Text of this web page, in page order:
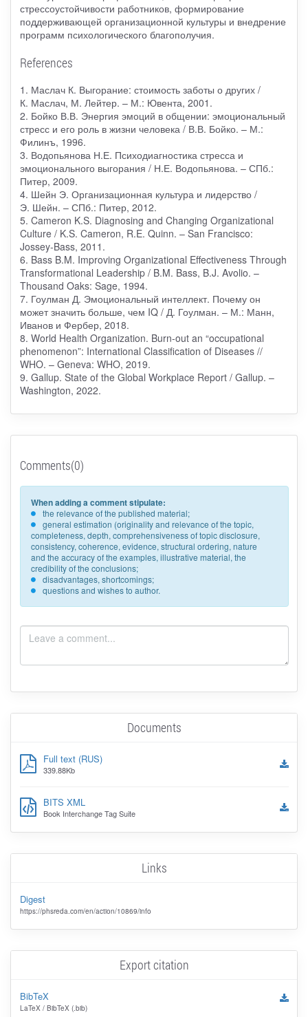
стрессоустойчивости работников, формирование
поддерживающей организационной культуры и внедрение
программ психологического благополучия.
References
1. Маслач К. Выгорание: стоимость заботы о других /
К. Маслач, М. Лейтер. – М.: Ювента, 2001.
2. Бойко В.В. Энергия эмоций в общении: эмоциональный
стресс и его роль в жизни человека / В.В. Бойко. – М.:
Филинъ, 1996.
3. Водопьянова Н.Е. Психодиагностика стресса и
эмоционального выгорания / Н.Е. Водопьянова. – СПб.:
Питер, 2009.
4. Шейн Э. Организационная культура и лидерство /
Э. Шейн. – СПб.: Питер, 2012.
5. Cameron K.S. Diagnosing and Changing Organizational
Culture / K.S. Cameron, R.E. Quinn. – San Francisco:
Jossey-Bass, 2011.
6. Bass B.M. Improving Organizational Effectiveness Through
Transformational Leadership / B.M. Bass, B.J. Avolio. –
Thousand Oaks: Sage, 1994.
7. Гоулман Д. Эмоциональный интеллект. Почему он
может значить больше, чем IQ / Д. Гоулман. – М.: Манн,
Иванов и Фербер, 2018.
8. World Health Organization. Burn-out an “occupational
phenomenon”: International Classification of Diseases //
WHO. – Geneva: WHO, 2019.
9. Gallup. State of the Global Workplace Report / Gallup. –
Washington, 2022.
Comments(0)
When adding a comment stipulate:
the relevance of the published material;
general estimation (originality and relevance of the topic,
completeness, depth, comprehensiveness of topic disclosure,
consistency, coherence, evidence, structural ordering, nature
and the accuracy of the examples, illustrative material, the
credibility of the conclusions;
disadvantages, shortcomings;
questions and wishes to author.
Documents
Full text (RUS)
339.88Kb
BITS XML
Book Interchange Tag Suite
Links
Digest
https://phsreda.com/en/action/10869/info
Export citation
BibTeX
LaTeX / BibTeX (.bib)